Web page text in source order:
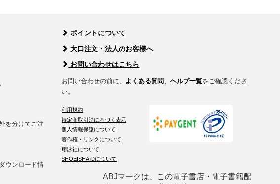
を分けてご注
ウンロード情
ポイントについて
大口注文・法人のお客様へ
お問い合わせはこちら
お問い合わせの前に、 よくある質問、ヘルプ一覧をご確認くださ
い。
利用規約
特定商取引法に基づく表示
個人情報保護について
著作権・リンクについて
翔泳社について
SHOEISHA iDについて
ABJマークは、この電子書店・電子書籍配